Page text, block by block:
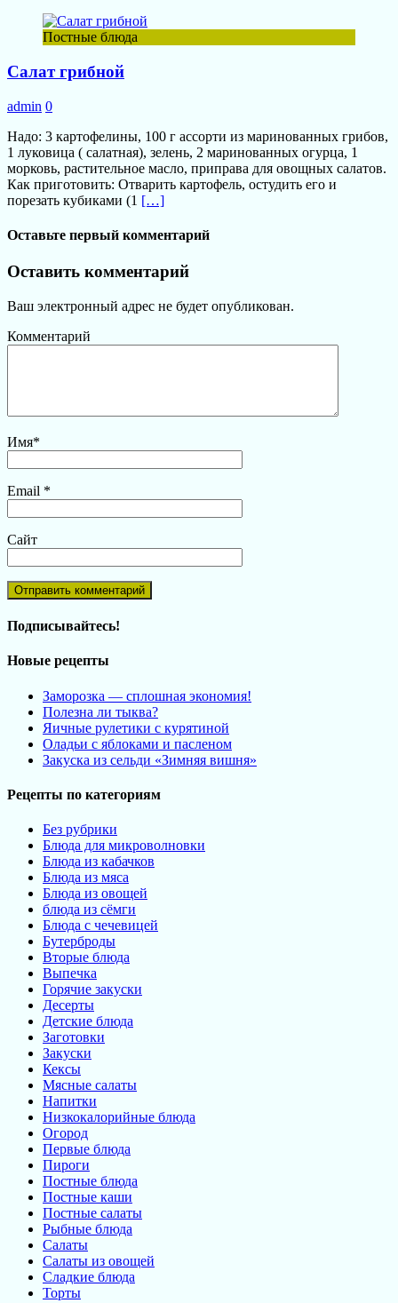
Постные блюда
Салат грибной
admin 0
Надо: 3 картофелины, 100 г ассорти из маринованных грибов,
1 луковица ( салатная), зелень, 2 маринованных огурца, 1
морковь, растительное масло, приправа для овощных салатов.
Как приготовить: Отварить картофель, остудить его и
порезать кубиками (1 […]
Оставьте первый комментарий
Оставить комментарий
Ваш электронный адрес не будет опубликован.
Комментарий
Имя*
Email *
Сайт
Подписывайтесь!
Новые рецепты
Заморозка — сплошная экономия!
Полезна ли тыква?
Яичные рулетики с курятиной
Оладьи с яблоками и пасленом
Закуска из сельди «Зимняя вишня»
Рецепты по категориям
Без рубрики
Блюда для микроволновки
Блюда из кабачков
Блюда из мяса
Блюда из овощей
блюда из сёмги
Блюда с чечевицей
Бутерброды
Вторые блюда
Выпечка
Горячие закуски
Десерты
Детские блюда
Заготовки
Закуски
Кексы
Мясные салаты
Напитки
Низкокалорийные блюда
Огород
Первые блюда
Пироги
Постные блюда
Постные каши
Постные салаты
Рыбные блюда
Салаты
Салаты из овощей
Сладкие блюда
Торты